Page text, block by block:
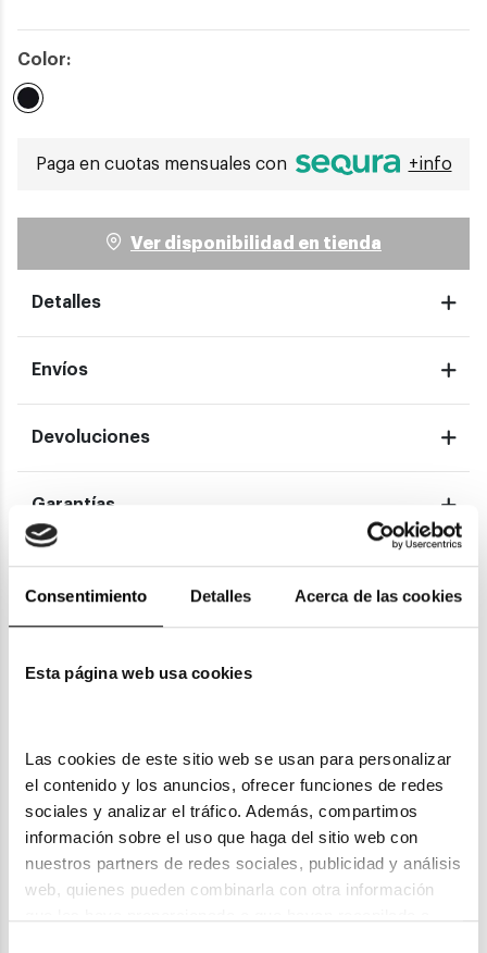
Consentimiento Detalles Acerca de las cookies
Esta página web usa cookies
Las cookies de este sitio web se usan para personalizar
el contenido y los anuncios, ofrecer funciones de redes
sociales y analizar el tráfico. Además, compartimos
información sobre el uso que haga del sitio web con
nuestros partners de redes sociales, publicidad y análisis
web, quienes pueden combinarla con otra información
Color:
Paga en cuotas mensuales con +info
Ver disponibilidad en tienda
Detalles
Envíos
Devoluciones
Garantías
También te puede gustar
Prada Linea Rossa